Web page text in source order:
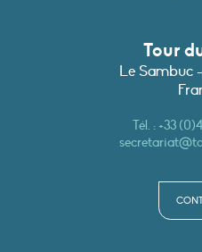
Tour
Le Sambuc
Tél. :+33